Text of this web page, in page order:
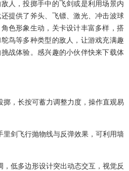
人，投掷手中的飞剑或是利用场景内
提供了斧头、飞镖、激光、冲击波球
色形象生动，关卡设计丰富多样，搭
鸟等多种类型的敌人，让游戏充满趣
战体验。感兴趣的小伙伴快来下载体
，长按可蓄力调整力度，操作直观易
剑飞行抛物线与反弹效果，可利用墙
低多边形设计突出动态交互，视觉反